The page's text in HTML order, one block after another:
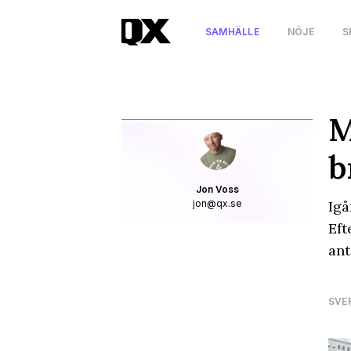
SAMHÄLLE NÖJE
Jon Voss
jon@qx.se